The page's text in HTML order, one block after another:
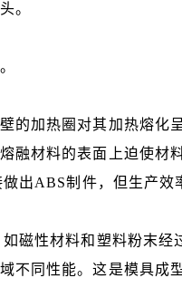
。
的加热圈对其加热熔化
融材料的表面上迫使材
出ABS制件，但生产效
磁性材料和塑料粉末经
不同性能。这是模具成